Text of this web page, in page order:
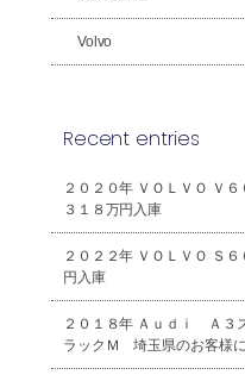
Volvo
Recent entries
２０２０年 ＶＯＬＶＯ Ｖ
３１８万円入庫
２０２２年 ＶＯＬＶＯ Ｓ
円入庫
２０１８年 Ａｕｄｉ Ａ３
ラックＭ 埼玉県のお客様